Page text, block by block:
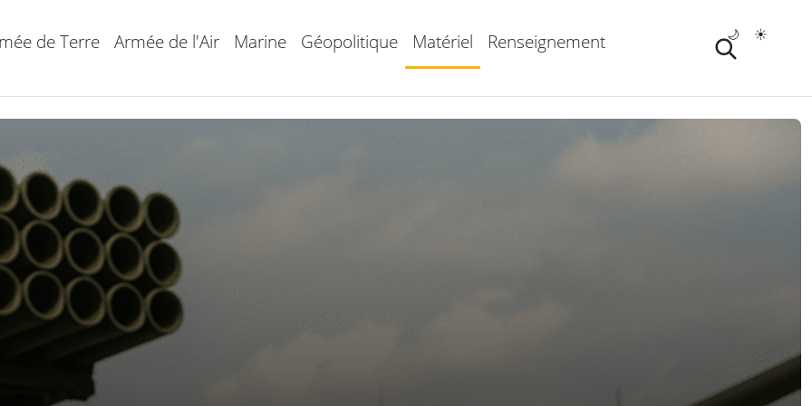
de Terre Armée de l'Air Marine Géopolitique Matériel Renseignement ☀️
🌙